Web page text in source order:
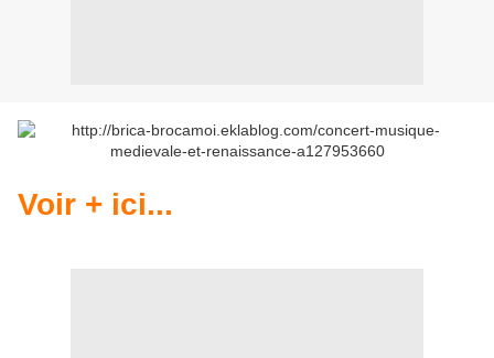
Voir + ici...